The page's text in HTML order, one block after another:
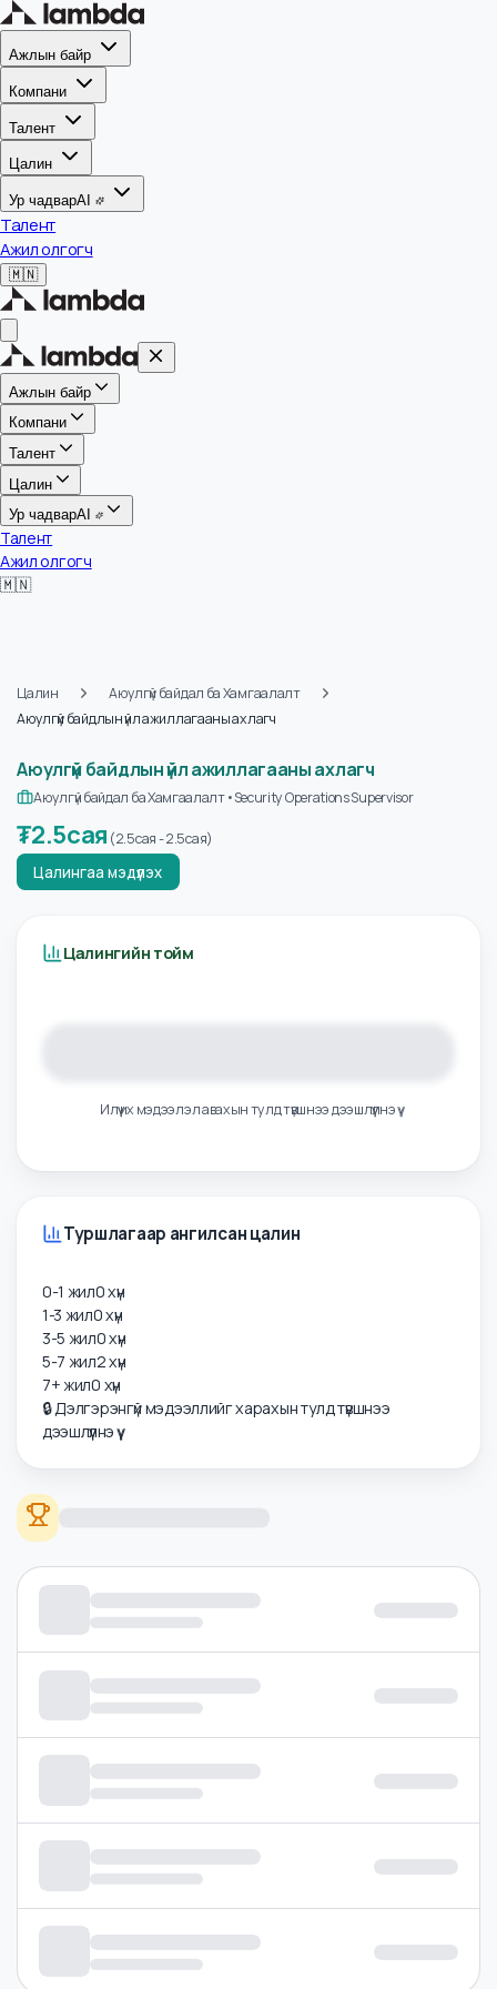
Ажлын байр
Компани
Талент
Цалин
Ур чадварAI
Талент
Ажил олгогч
🇲🇳
Ажлын байр
Компани
Талент
Цалин
Ур чадвар
Талент
Ажил олгогч
Цалин Аюулгүй байдал ба Хамгаалалт
Аюулгүй байдлын үйл ажиллагааны ахлагч
Аюулгүй байдал ба Хамгаалалт
₮ 2.5сая(2.5сая 2.5сая
Илүү их мэдээлэл авахын тулд түвшнээ дээшлүүлнэ үү
Туршлагаар ангилсан цалин
0-1 жил0хүн
1-3 жил0хүн
3-5 жил0хүн
5-7 жил2хүн
дээшлүүлнэ үү